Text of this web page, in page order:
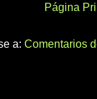
Página
a: Comentarios